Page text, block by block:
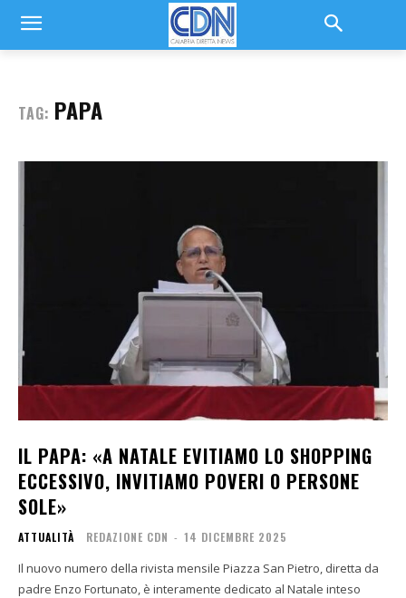
TAG: PAPA
IL PAPA: «A NATALE EVITIAMO LO SHOPPING
ECCESSIVO, INVITIAMO POVERI O PERSONE
SOLE»
ATTUALITÀ REDAZIONE CDN - 14 DICEMBRE 2025
Il nuovo numero della rivista mensile Piazza San Pietro, diretta da
padre Enzo Fortunato, è interamente dedicato al Natale inteso